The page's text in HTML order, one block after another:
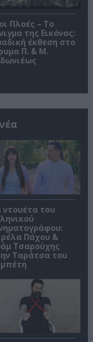
Πλοές – Το
της Εικόνας:
έκθεση στο
Π. & Μ.
ντουέτα του
Πάχου &
Τσαρούχης
Ταράτσα του